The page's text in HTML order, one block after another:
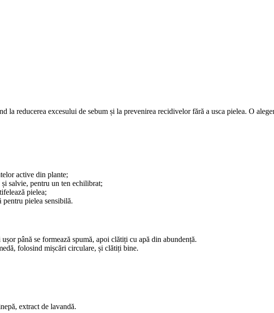
la reducerea excesului de sebum și la prevenirea recidivelor fără a usca pielea. O
active din plante;
salvie, pentru un ten echilibrat;
pielea;
pentru pielea sensibilă.
până se formează spumă, apoi clătiți cu apă din abundență.
folosind mișcări circulare, și clătiți bine.
extract de lavandă.